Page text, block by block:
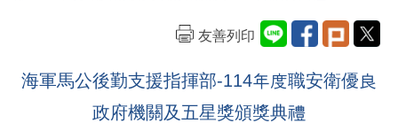
友善列印
海軍馬公後勤支援指揮部-114年度職安衛優良
政府機關及五星獎頒獎典禮